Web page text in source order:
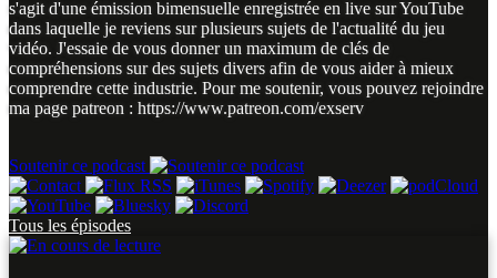
s'agit d'une émission bimensuelle enregistrée en live sur YouTube
dans laquelle je reviens sur plusieurs sujets de l'actualité du jeu
vidéo. J'essaie de vous donner un maximum de clés de
compréhensions sur des sujets divers afin de vous aider à mieux
comprendre cette industrie. Pour me soutenir, vous pouvez rejoindre
ma page patreon : https://www.patreon.com/exserv
Soutenir ce podcast
Tous les épisodes